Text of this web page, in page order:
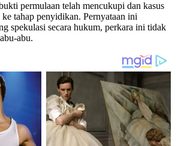
permulaan telah mencukupi dan kasus
tahap penyidikan. Pernyataan ini
spekulasi secara hukum, perkara ini tidak
abu.